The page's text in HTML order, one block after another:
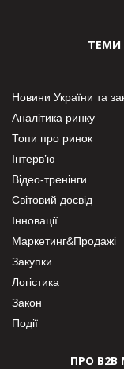
ТЕМИ
Новини України та
Аналітика ринку
Топи про ринок
Інтерв’ю
Відео-тренінги
Світовий досвід
Інновації
Маркетинг&Продажі
Закупки
Логістика
Закон
Події
ПРО В2В